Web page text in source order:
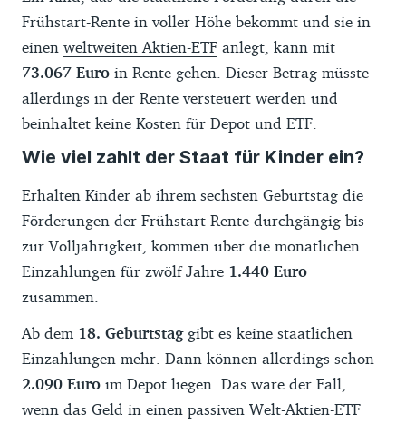
Frühstart-Rente in voller Höhe bekommt und sie in
einen weltweiten Aktien-ETF anlegt, kann mit
73.067 Euro in Rente gehen. Dieser Betrag müsste
allerdings in der Rente versteuert werden und
beinhaltet keine Kosten für Depot und ETF.
Wie viel zahlt der Staat für Kinder ein?
Erhalten Kinder ab ihrem sechsten Geburtstag die
Förderungen der Frühstart-Rente durchgängig bis
zur Volljährigkeit, kommen über die monatlichen
Einzahlungen für zwölf Jahre 1.440 Euro
zusammen.
Ab dem 18. Geburtstaggibt es keine staatlichen
Einzahlungen mehr. Dann können allerdings schon
2.090 Euro im Depot liegen. Das wäre der Fall,
wenn das Geld in einen passiven Welt-Aktien-ETF